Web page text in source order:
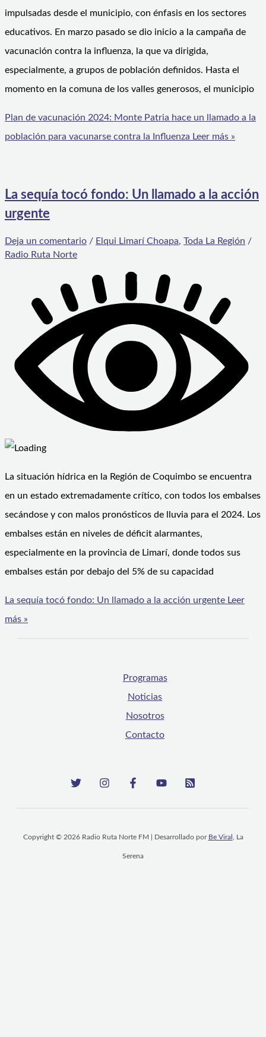
impulsadas desde el municipio, con énfasis en los sectores
educativos. En marzo pasado se dio inicio a la campaña de
vacunación contra la influenza, la que va dirigida,
especialmente, a grupos de población definidos. Hasta el
momento en la comuna de los valles generosos, el municipio
Plan de vacunación 2024: Monte Patria hace un llamado a la
población para vacunarse contra la Influenza Leer más »
La sequía tocó fondo: Un llamado a la acción
urgente
Deja un comentario / Elqui Limarí Choapa, Toda La Región /
Radio Ruta Norte
La situación hídrica en la Región de Coquimbo se encuentra
en un estado extremadamente crítico, con todos los embalses
secándose y con malos pronósticos de lluvia para el 2024. Los
embalses están en niveles de déficit alarmantes,
especialmente en la provincia de Limarí, donde todos sus
embalses están por debajo del 5% de su capacidad
La sequía tocó fondo: Un llamado a la acción urgente Leer
más »
Programas
Noticias
Nosotros
Contacto
Copyright © 2026 Radio Ruta Norte FM | Desarrollado por Be Viral , La
Serena